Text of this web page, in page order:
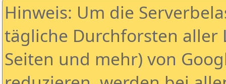
Hinweis: Um die
tägliche Durchforsten aller
Seiten und mehr) von